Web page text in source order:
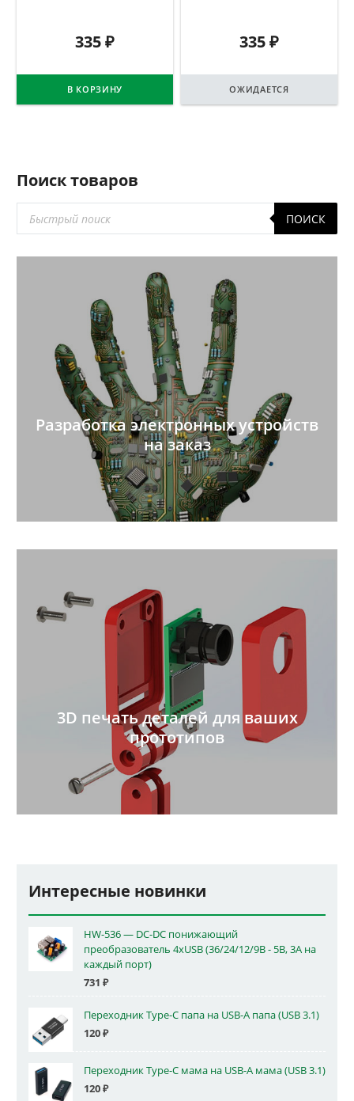
335₽
В КОРЗИНУ
335₽
ОЖИДАЕТСЯ
Поиск товаров
товаров
ПОИСК
Разработка электронных устройств
на заказ
3D печать деталей для ваших
прототипов
Интересные новинки
HW-536 — DC-DC понижающий
преобразователь 4xUSB (36/24/12/9В - 5В, 3А на
каждый порт)
731 ₽
Переходник Type-C папа на USB-A папа (USB 3.1)
120₽
Переходник Type-C мама на USB-A мама (USB 3.1)
120₽